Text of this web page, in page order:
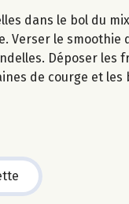
dans le bol du
Verser le
Déposer les
de courge et